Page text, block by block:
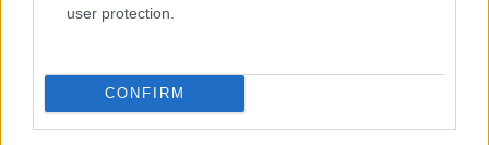
user protection.
CONFIRM